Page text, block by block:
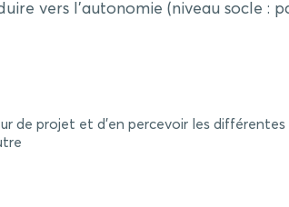
vers l’autonomie (niveau socle :
projet et d’en percevoir les différentes